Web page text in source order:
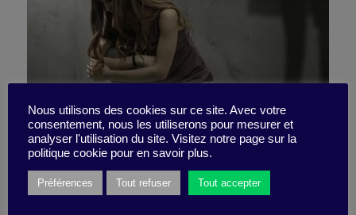
You can keep your advice!
28 February 2020
Nous utilisons des cookies sur ce site. Avec votre
consentement, nous les utiliserons pour mesurer et
analyser l'utilisation du site. Visitez notre page sur la
politique cookie pour en savoir plus.
Préférences Tout refuser Tout accepter